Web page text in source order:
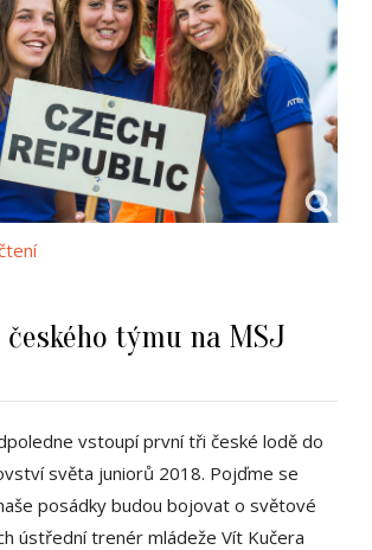
českého týmu na MSJ
vstoupí první tři české lodě do
světa juniorů 2018. Pojďme se
posádky budou bojovat o světové
ústřední trenér mládeže Vít Kučera